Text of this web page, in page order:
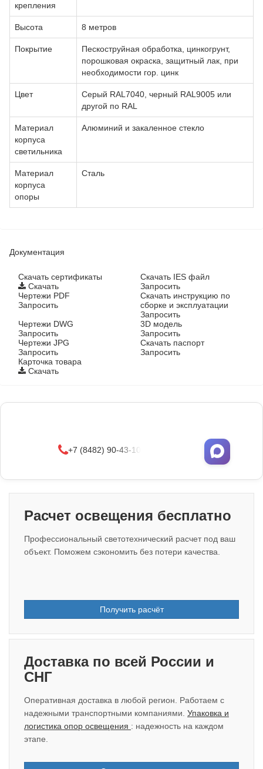
крепления
Высота 8 метров
Покрытие
Пескоструйная обработка, цинкогрунт,
порошковая окраска, защитный лак, при
необходимости гор. цинк
Цвет
Серый RAL7040, черный RAL9005 или
другой по RAL
Материал
корпуса
светильника
Алюминий и закаленное стекло
Материал
корпуса
опоры
Сталь
Документация
Cкачать сертификаты
Скачать
Скачать IES файл
Запросить
Чертежи PDF
Запросить
Скачать инструкцию по
сборке и эксплуатации
Запросить
Чертежи DWG
Запросить
3D модель
Запросить
Чертежи JPG
Запросить
Скачать паспорт
Запросить
Карточка товара
Скачать
+7 (8482) 90-43-10
Расчет освещения бесплатно
Профессиональный светотехнический расчет под ваш
объект. Поможем сэкономить без потери качества.
Получить расчёт
Доставка по всей России и
СНГ
Оперативная доставка в любой регион. Работаем с
надежными транспортными компаниями. Упаковка и
логистика опор освещения : надежность на каждом
этапе.